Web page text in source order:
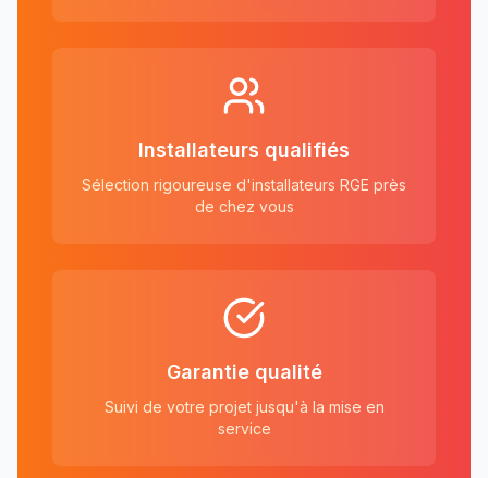
Installateurs qualifiés
Sélection rigoureuse d'installateurs RGE près
de chez vous
Garantie qualité
Suivi de votre projet jusqu'à la mise en
service